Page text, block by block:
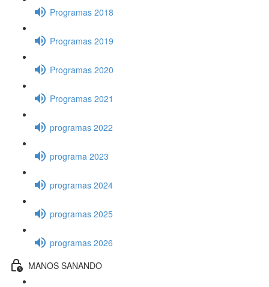
Programas 2018
Programas 2019
Programas 2020
Programas 2021
programas 2022
programa 2023
programas 2024
programas 2025
programas 2026
MANOS SANANDO